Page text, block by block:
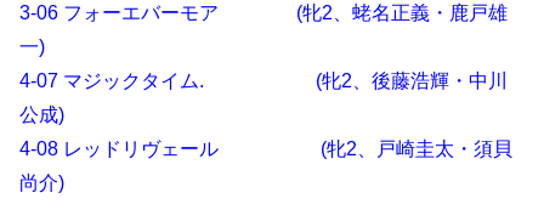
3-06 フォーエバーモア (牝2、蛯名正義・鹿戸雄
一)
4-07 マジックタイム. (牝2、後藤浩輝・中川
公成)
4-08 レッドリヴェール (牝2、戸崎圭太・須貝
尚介)